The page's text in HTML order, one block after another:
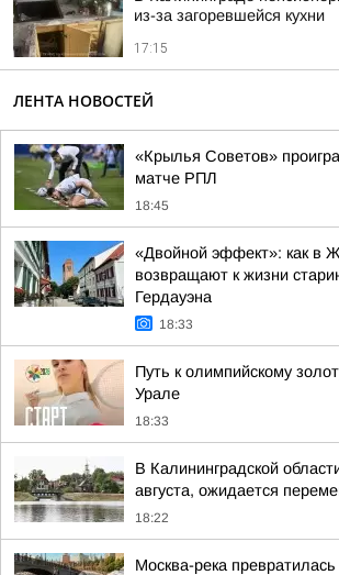
из-за загоревшейся кухни
17:15
ЛЕНТА НОВОСТЕЙ
«Крылья Советов»
матче РПЛ
18:45
«Двойной эффект»: как в
возвращают к жизни
Гердауэна
18:33
Путь к олимпийскому
Урале
18:33
В Калининградской
августа, ожидается
18:22
Москва-река